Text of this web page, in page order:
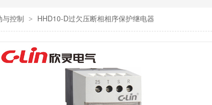
与控制 > HHD10-D过欠压断相相序保护继电器